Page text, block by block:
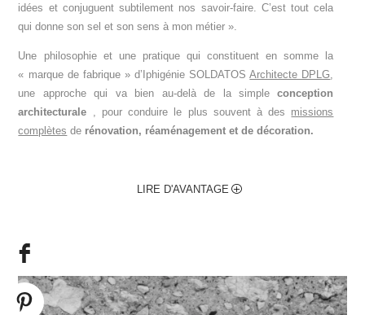
idées et conjuguent subtilement nos savoir-faire. C’est tout cela
qui donne son sel et son sens à mon métier ».
Une philosophie et une pratique qui constituent en somme la
« marque de fabrique » d’Iphigénie SOLDATOSArchitecte DPLG
une approche qui va bien au-delà de la simpleconception
architecturale
, pour conduire le plus souvent à des missions
complètes de rénovation, réaménagement et de décoration.
LIRE D'AVANTAGE